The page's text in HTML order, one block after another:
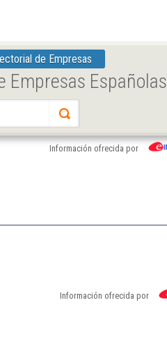
de Empresas
Empresas Españolas
Información ofrecida por
Información ofrecida por